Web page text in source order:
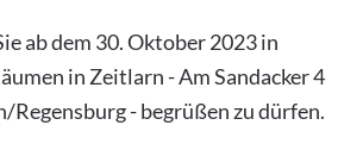
ab dem 30. Oktober 2023 in
in Zeitlarn - Am Sandacker 4
Regensburg - begrüßen zu dürfen.